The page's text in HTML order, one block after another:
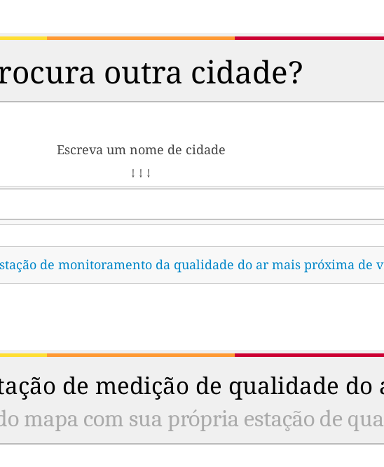
outra cidade?
Escreva um nome de cidade
↓ ↓ ↓
de monitoramento da qualidade do ar mais próxima de
de medição de qualidade do
mapa com sua própria estação de